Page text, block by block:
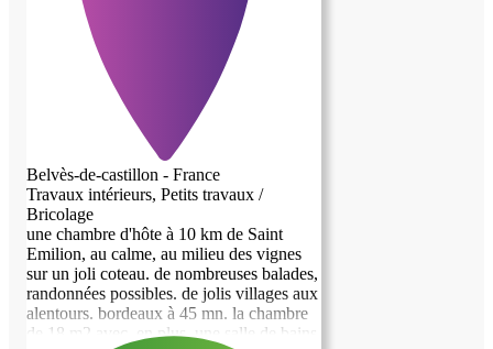
Belvès-de-castillon - France
Travaux intérieurs, Petits travaux /
Bricolage
une chambre d'hôte à 10 km de Saint
Emilion, au calme, au milieu des vignes
sur un joli coteau. de nombreuses balades,
randonnées possibles. de jolis villages aux
alentours. bordeaux à 45 mn. la chambre
de 18 m2 avec, en plus, une salle de bains